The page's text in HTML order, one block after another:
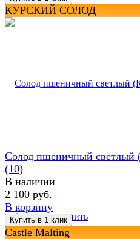
КУРСКИЙ СОЛОД
избранное сравнить
Солод пшеничный светлый
(10)
В наличии
2 100 руб.
В корзину
Castle Malting